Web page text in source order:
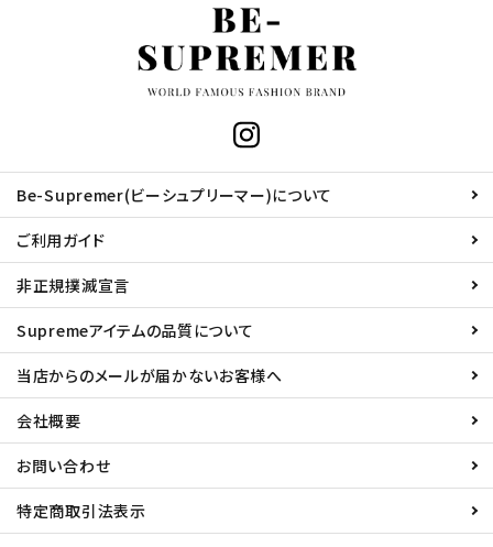
Be-Supremer(ビーシュプリーマー)について
ご利用ガイド
非正規撲滅宣言
Supremeアイテムの品質について
当店からのメールが届かないお客様へ
会社概要
お問い合わせ
特定商取引法表示